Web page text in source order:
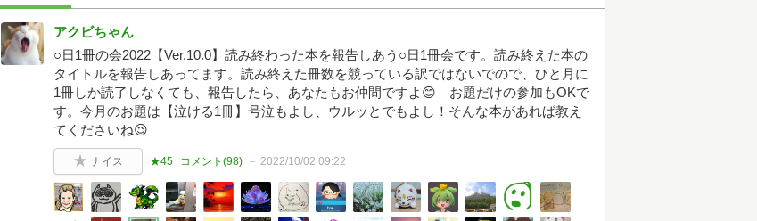
アクビちゃん
○日1冊の会2022【Ver.10.0】読み終わった本を報告しあう○日1冊会です。読み終えた本の
タイトルを報告しあってます。読み終えた冊数を競っている訳ではないでので、ひと月に
1冊しか読了しなくても、報告したら、あなたもお仲間ですよ😊 お題だけの参加もOKで
す。今月のお題は【泣ける1冊】号泣もよし、ウルッとでもよし！そんな本があれば教え
てくださいね😉
ナイス ★45 コメント(98) 2022/10/02 09:22